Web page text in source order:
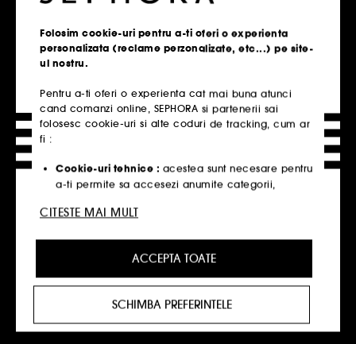
Ingrijire Ten Nudestix
Ingrijire Ten Respire
Baie & Corp Respire
Par Respire
Par K18
Parfumuri Dkny
Tratamente Antirid Sephora Collection
Hidratare & Anti-oboseala Sephora Collection
Folosim cookie-uri pentru a-ti oferi o experienta
personalizata (reclame perzonalizate, etc...) pe site-
ul nostru.
Pentru a-ti oferi o experienta cat mai buna atunci
cand comanzi online, SEPHORA si partenerii sai
folosesc cookie-uri si alte coduri de tracking, cum ar
fi :
Cookie-uri tehnice : acestea sunt necesare pentru
a-ti permite sa accesezi anumite categorii,
ului. Acestea sunt esentiale pentru operarea
Cookie-urile de personalizare :ne permit sa iti
oferim o experienta personalizata, prin
recomandarea de produse, servicii si continut
care ti se potriveste cel mai bine, cat si sa iti
oerim oferte promotionale special create profilului
tau.
ACCEPTA TOATE
SCHIMBA PREFERINTELE
CITESTE MAI MULT